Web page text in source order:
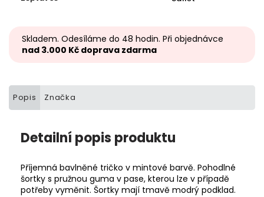
Skladem. Odesíláme do 48 hodin. Při objednávce
nad 3.000 Kč doprava zdarma
Popis Značka
Detailní popis produktu
Příjemná bavlněné tričko v mintové barvě. Pohodlné
šortky s pružnou guma v pase, kterou lze v případě
potřeby vyměnit. Šortky mají tmavě modrý podklad.